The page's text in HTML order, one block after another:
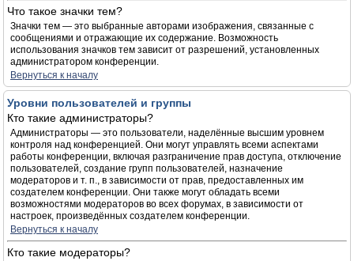
Что такое значки тем?
Значки тем — это выбранные авторами изображения, связанные с
сообщениями и отражающие их содержание. Возможность
использования значков тем зависит от разрешений, установленных
администратором конференции.
Вернуться к началу
Уровни пользователей и группы
Кто такие администраторы?
Администраторы — это пользователи, наделённые высшим уровнем
контроля над конференцией. Они могут управлять всеми аспектами
работы конференции, включая разграничение прав доступа, отключение
пользователей, создание групп пользователей, назначение
модераторов и т. п., в зависимости от прав, предоставленных им
создателем конференции. Они также могут обладать всеми
возможностями модераторов во всех форумах, в зависимости от
настроек, произведённых создателем конференции.
Вернуться к началу
Кто такие модераторы?